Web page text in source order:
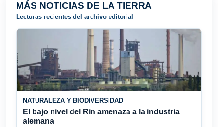
MÁS NOTICIAS DE LA TIERRA
Lecturas recientes del archivo editorial
NATURALEZA Y BIODIVERSIDAD
El bajo nivel del Rin amenaza a la industria
alemana